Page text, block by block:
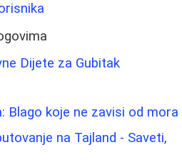
Dijete za Gubitak
Blago koje ne zavisi od mora
na Tajland - Saveti,